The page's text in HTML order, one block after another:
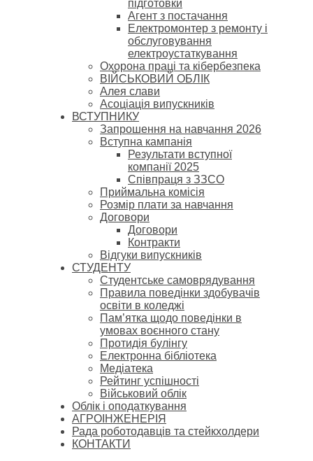
підготовки
Агент з постачання
Електромонтер з ремонту і
обслуговування
електроустаткування
Охорона праці та кібербезпека
ВІЙСЬКОВИЙ ОБЛІК
Алея слави
Асоціація випускників
ВСТУПНИКУ
Запрошення на навчання 2026
Вступна кампанія
Результати вступної
компанії 2025
Співпраця з ЗЗСО
Приймальна комісія
Розмір плати за навчання
Договори
Договори
Контракти
Відгуки випускників
СТУДЕНТУ
Cтудентське самоврядування
Правила поведінки здобувачів
освіти в коледжі
Пам’ятка щодо поведінки в
умовах воєнного стану
Протидія булінгу
Електронна бібліотека
Медіатека
Рейтинг успішності
Військовий облік
Облік і оподаткування
АГРОІНЖЕНЕРІЯ
Рада роботодавців та стейкхолдери
КОНТАКТИ